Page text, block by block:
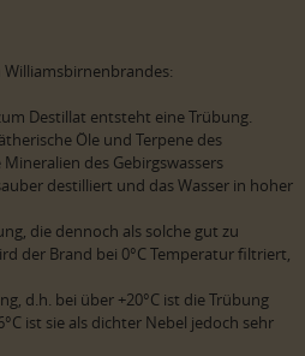
Destillat entsteht eine Trübung.
Öle und Terpene des
des Gebirgswassers
destilliert und das Wasser in hoher
die dennoch als solche gut zu
der Brand bei 0°C Temperatur filtriert,
d.h. bei über +20°C ist die Trübung
ist sie als dichter Nebel jedoch sehr